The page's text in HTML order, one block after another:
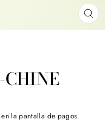
la pantalla de pagos.